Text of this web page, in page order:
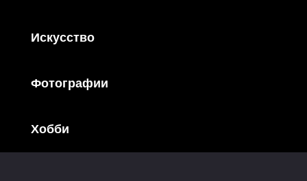
Искусство
Фотографии
Хобби